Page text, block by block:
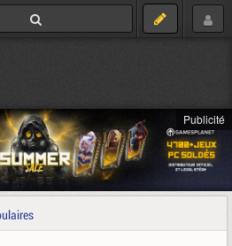
Publicité